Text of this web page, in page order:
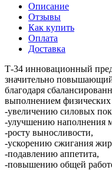
Описание
Отзывы
Как купить
Оплата
Доставка
Т-34 инновационный
значительно
благодаря
выполнением
-увеличению силовых
-улучшению наполнения
-росту выносливости,
-ускорению сжигания
-подавлению аппетита,
-повышению общей